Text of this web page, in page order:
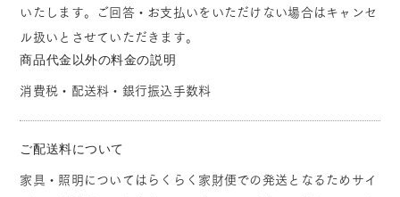
いたします。ご回答・お支払いをいただけない場合はキャンセ
ル扱いとさせていただきます。
商品代金以外の料金の説明
消費税・配送料・銀行振込手数料
ご配送料について
家具・照明についてはらくらく家財便での発送となるためサイ